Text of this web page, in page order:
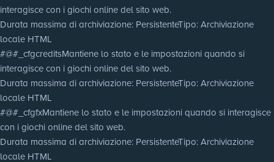
interagisce con i giochi online del sito web.
Durata massima di archiviazione: PersistenteTipo: Archiviazione
locale HTML
#@#_cfgcreditsMantiene lo stato e le impostazioni quando si
interagisce con i giochi online del sito web.
Durata massima di archiviazione: PersistenteTipo: Archiviazione
locale HTML
#@#_cfgfxMantiene lo stato e le impostazioni quando si interagisce
con i giochi online del sito web.
Durata massima di archiviazione: PersistenteTipo: Archiviazione
locale HTML